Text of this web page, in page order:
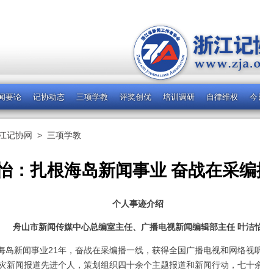
要论 记协动态 三项学教 评奖创优 培训调研 自律维权 今
记协网 > 三项学教
：扎根海岛新闻事业 奋战在采
个人事迹介绍
舟山市新闻传媒中心总编室主任、广播电视新闻编辑部主任 叶洁
岛新闻事业21年，奋战在采编播一线，获得全国广播电视和网络视
新闻报道先进个人，策划组织四十余个主题报道和新闻行动，七十